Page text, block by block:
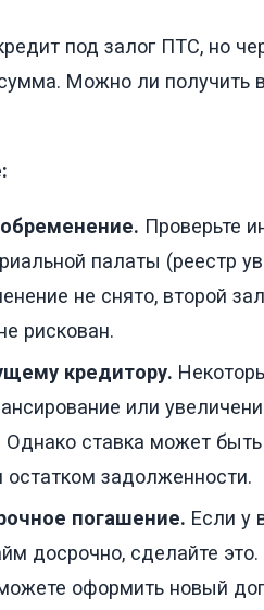
под залог ПТС, но
Можно ли получить
Проверьте
палаты (реестр
не снято, второй
рискован.
кредитору.
или
Однако ставка может
остатком задолженности.
погашение. Если у
досрочно, сделайте
оформить новый